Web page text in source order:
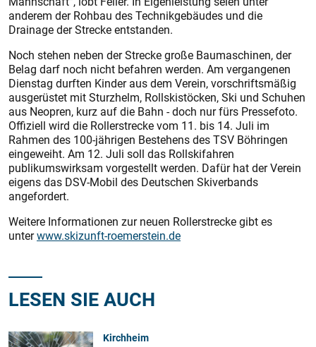
anderem der Rohbau des Technikgebäudes und die
Drainage der Strecke entstanden.
Noch stehen neben der Strecke große Baumaschinen, der
Belag darf noch nicht befahren werden. Am vergangenen
Dienstag durften Kinder aus dem Verein, vorschriftsmäßig
ausgerüstet mit Sturzhelm, Rollskistöcken, Ski und Schuhen
aus Neopren, kurz auf die Bahn - doch nur fürs Pressefoto.
Offiziell wird die Rollerstrecke vom 11. bis 14. Juli im
Rahmen des 100-jährigen Bestehens des TSV Böhringen
eingeweiht. Am 12. Juli soll das Rollskifahren
publikumswirksam vorgestellt werden. Dafür hat der Verein
eigens das DSV-Mobil des Deutschen Skiverbands
angefordert.
Weitere Informationen zur neuen Rollerstrecke gibt es
unterwww.skizunft-roemerstein.de
LESEN SIE AUCH
Kirchheim